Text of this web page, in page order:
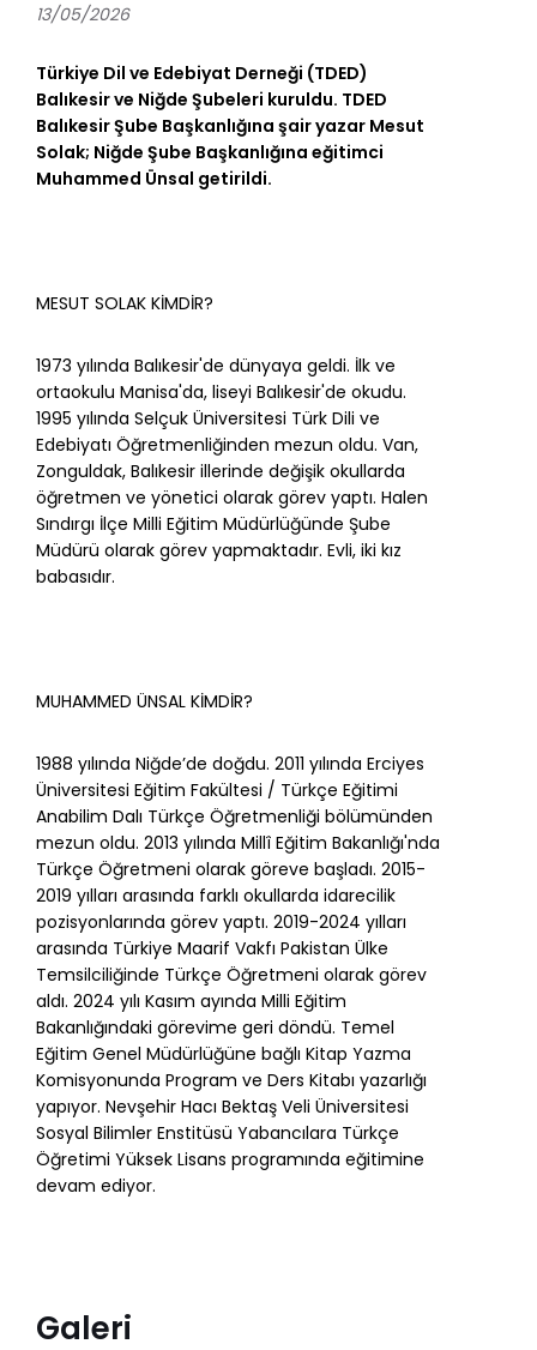
13/05/2026
Türkiye Dil ve Edebiyat Derneği (TDED)
Balıkesir ve Niğde Şubeleri kuruldu. TDED
Balıkesir Şube Başkanlığına şair yazar Mesut
Solak; Niğde Şube Başkanlığına eğitimci
Muhammed Ünsal getirildi.
MESUT SOLAK KİMDİR?
1973 yılında Balıkesir'de dünyaya geldi. İlk ve
ortaokulu Manisa'da, liseyi Balıkesir'de okudu.
1995 yılında Selçuk Üniversitesi Türk Dili ve
Edebiyatı Öğretmenliğinden mezun oldu. Van,
Zonguldak, Balıkesir illerinde değişik okullarda
öğretmen ve yönetici olarak görev yaptı. Halen
Sındırgı İlçe Milli Eğitim Müdürlüğünde Şube
Müdürü olarak görev yapmaktadır. Evli, iki kız
babasıdır.
MUHAMMED ÜNSAL KİMDİR?
1988 yılında Niğde’de doğdu. 2011 yılında Erciyes
Üniversitesi Eğitim Fakültesi / Türkçe Eğitimi
Anabilim Dalı Türkçe Öğretmenliği bölümünden
mezun oldu. 2013 yılında Millî Eğitim Bakanlığı'nda
Türkçe Öğretmeni olarak göreve başladı. 2015-
2019 yılları arasında farklı okullarda idarecilik
pozisyonlarında görev yaptı. 2019-2024 yılları
arasında Türkiye Maarif Vakfı Pakistan Ülke
Temsilciliğinde Türkçe Öğretmeni olarak görev
aldı. 2024 yılı Kasım ayında Milli Eğitim
Bakanlığındaki görevime geri döndü. Temel
Eğitim Genel Müdürlüğüne bağlı Kitap Yazma
Komisyonunda Program ve Ders Kitabı yazarlığı
yapıyor. Nevşehir Hacı Bektaş Veli Üniversitesi
Sosyal Bilimler Enstitüsü Yabancılara Türkçe
Öğretimi Yüksek Lisans programında eğitimine
devam ediyor.
Galeri